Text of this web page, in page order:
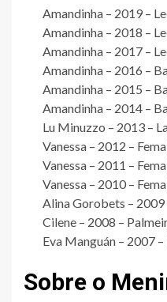
Amandinha – 2019 –
Amandinha – 2018 –
Amandinha – 2017 –
Amandinha – 2016 –
Amandinha – 2015 –
Amandinha – 2014 –
Lu Minuzzo – 2013 –
Vanessa – 2012 –
Vanessa – 2011 –
Vanessa – 2010 –
Alina Gorobets –
Cilene – 2008 –
Eva Manguán – 2007
Sobre o